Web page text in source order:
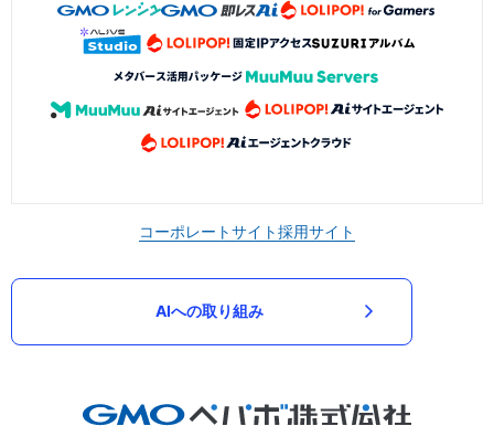
コーポレートサイト採用サイト
AIへの取り組み